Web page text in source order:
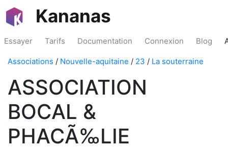
Kananas
Essayer Tarifs Documentation Connexion Blog
Associations / Nouvelle-aquitaine / 23 / La souterraine
ASSOCIATION
BOCAL &
PHACÃ‰LIE